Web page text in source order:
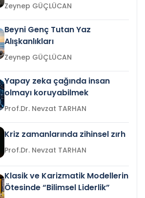
Zeynep GÜÇLÜCAN
Beyni Genç Tutan Yaz
Alışkanlıkları
Zeynep GÜÇLÜCAN
Yapay zeka çağında insan
olmayı koruyabilmek
Prof.Dr. Nevzat TARHAN
Kriz zamanlarında zihinsel zırh
Prof.Dr. Nevzat TARHAN
Klasik ve Karizmatik Modellerin
Ötesinde “Bilimsel Liderlik”